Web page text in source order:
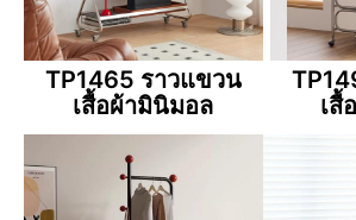
TP1465 ราวแขวน
เสื้อผ้ามินิมอล
เสื้